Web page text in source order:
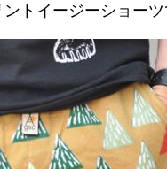
トイージーショーツ